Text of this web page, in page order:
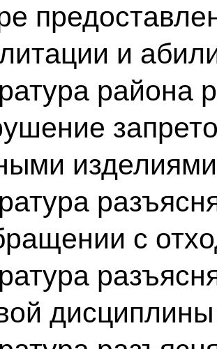
и
района
изделиями
с
дисциплины